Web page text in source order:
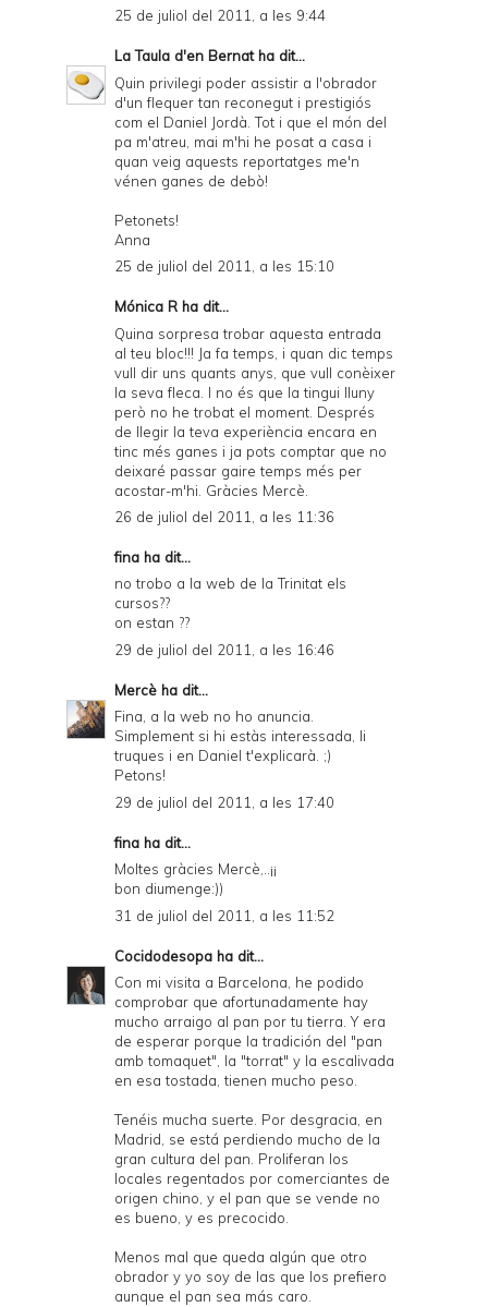
25 de juliol del 2011, a les 9:44
La Taula d'en Bernatha dit...
Quin privilegi poder assistir a l'obrador
d'un flequer tan reconegut i prestigiós
com el Daniel Jordà. Tot i que el món del
pa m'atreu, mai m'hi he posat a casa i
quan veig aquests reportatges me'n
vénen ganes de debò!
Petonets!
Anna
25 de juliol del 2011, a les 15:10
Mónica R ha dit...
Quina sorpresa trobar aquesta entrada
al teu bloc!!! Ja fa temps, i quan dic temps
vull dir uns quants anys, que vull conèixer
la seva fleca. I no és que la tingui lluny
però no he trobat el moment. Després
de llegir la teva experiència encara en
tinc més ganes i ja pots comptar que no
deixaré passar gaire temps més per
acostar-m'hi. Gràcies Mercè.
26 de juliol del 2011, a les 11:36
fina ha dit...
no trobo a la web de la Trinitat els
cursos??
on estan ??
29 de juliol del 2011, a les 16:46
Mercè ha dit...
Fina, a la web no ho anuncia.
Simplement si hi estàs interessada, li
truques i en Daniel t'explicarà. ;)
Petons!
29 de juliol del 2011, a les 17:40
fina ha dit...
Moltes gràcies Mercè,..¡¡
bon diumenge:))
31 de juliol del 2011, a les 11:52
Cocidodesopa ha dit...
Con mi visita a Barcelona, he podido
comprobar que afortunadamente hay
mucho arraigo al pan por tu tierra. Y era
de esperar porque la tradición del "pan
amb tomaquet", la "torrat" y la escalivada
en esa tostada, tienen mucho peso.
Tenéis mucha suerte. Por desgracia, en
Madrid, se está perdiendo mucho de la
gran cultura del pan. Proliferan los
locales regentados por comerciantes de
origen chino, y el pan que se vende no
es bueno, y es precocido.
Menos mal que queda algún que otro
obrador y yo soy de las que los prefiero
aunque el pan sea más caro.